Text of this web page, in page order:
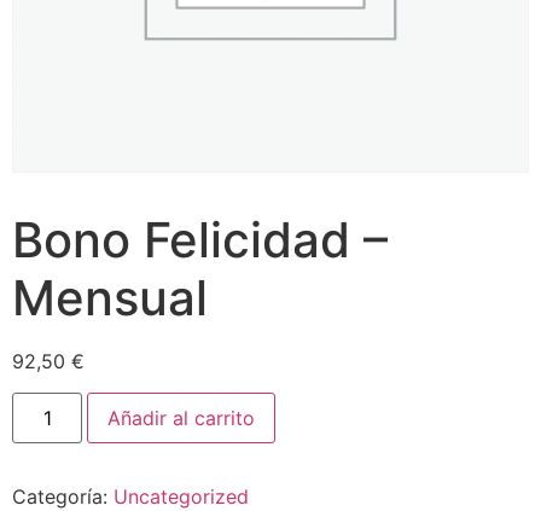
Bono Felicidad –
Mensual
92,50 €
Añadir al carrito
Categoría: Uncategorized